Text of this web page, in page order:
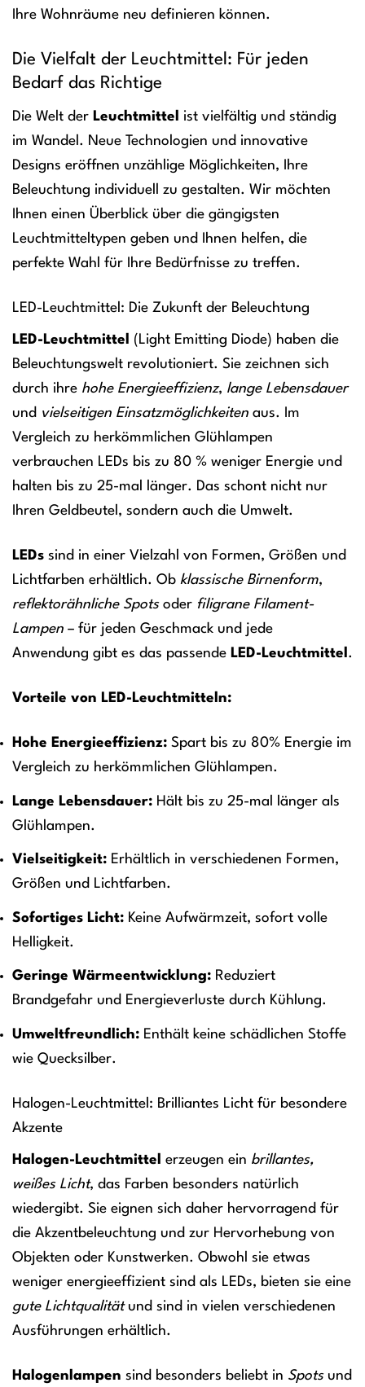
Ihre Wohnräume neu definieren können.
Die Vielfalt der Leuchtmittel: Für jeden
Bedarf das Richtige
Die Welt der Leuchtmittel
ist vielfältig und ständig
im Wandel. Neue Technologien und innovative
Designs eröffnen unzählige Möglichkeiten, Ihre
Beleuchtung individuell zu gestalten. Wir möchten
Ihnen einen Überblick über die gängigsten
Leuchtmitteltypen geben und Ihnen helfen, die
perfekte Wahl für Ihre Bedürfnisse zu treffen.
LED-Leuchtmittel: Die Zukunft der Beleuchtung
LED-Leuchtmittel (Light Emitting Diode) haben die
Beleuchtungswelt revolutioniert. Sie zeichnen sich
durch ihre hohe Energieeffizienz, lange Lebensdauer
und vielseitigen Einsatzmöglichkeiten aus. Im
Vergleich zu herkömmlichen Glühlampen
verbrauchen LEDs bis zu 80 % weniger Energie und
halten bis zu 25-mal länger. Das schont nicht nur
Ihren Geldbeutel, sondern auch die Umwelt.
LEDs sind in einer Vielzahl von Formen, Größen und
Lichtfarben erhältlich. Ob klassische Birnenform,
reflektorähnliche Spotsoder filigrane Filament-
Lampen – für jeden Geschmack und jede
Anwendung gibt es das passende LED-Leuchtmittel .
Vorteile von LED-Leuchtmitteln:
Hohe Energieeffizienz: Spart bis zu 80% Energie im
Vergleich zu herkömmlichen Glühlampen.
Lange Lebensdauer: Hält bis zu 25-mal länger als
Glühlampen.
Vielseitigkeit: Erhältlich in verschiedenen Formen,
Größen und Lichtfarben.
Sofortiges Licht: Keine Aufwärmzeit, sofort volle
Helligkeit.
Geringe Wärmeentwicklung: Reduziert
Brandgefahr und Energieverluste durch Kühlung.
Umweltfreundlich: Enthält keine schädlichen Stoffe
wie Quecksilber.
Halogen-Leuchtmittel: Brilliantes Licht für besondere
Akzente
Halogen-Leuchtmittel erzeugen ein brillantes,
weißes Licht, das Farben besonders natürlich
wiedergibt. Sie eignen sich daher hervorragend für
die Akzentbeleuchtung und zur Hervorhebung von
Objekten oder Kunstwerken. Obwohl sie etwas
weniger energieeffizient sind als LEDs, bieten sie eine
gute Lichtqualitätund sind in vielen verschiedenen
Ausführungen erhältlich.
Halogenlampen sind besonders beliebt in Spotsund